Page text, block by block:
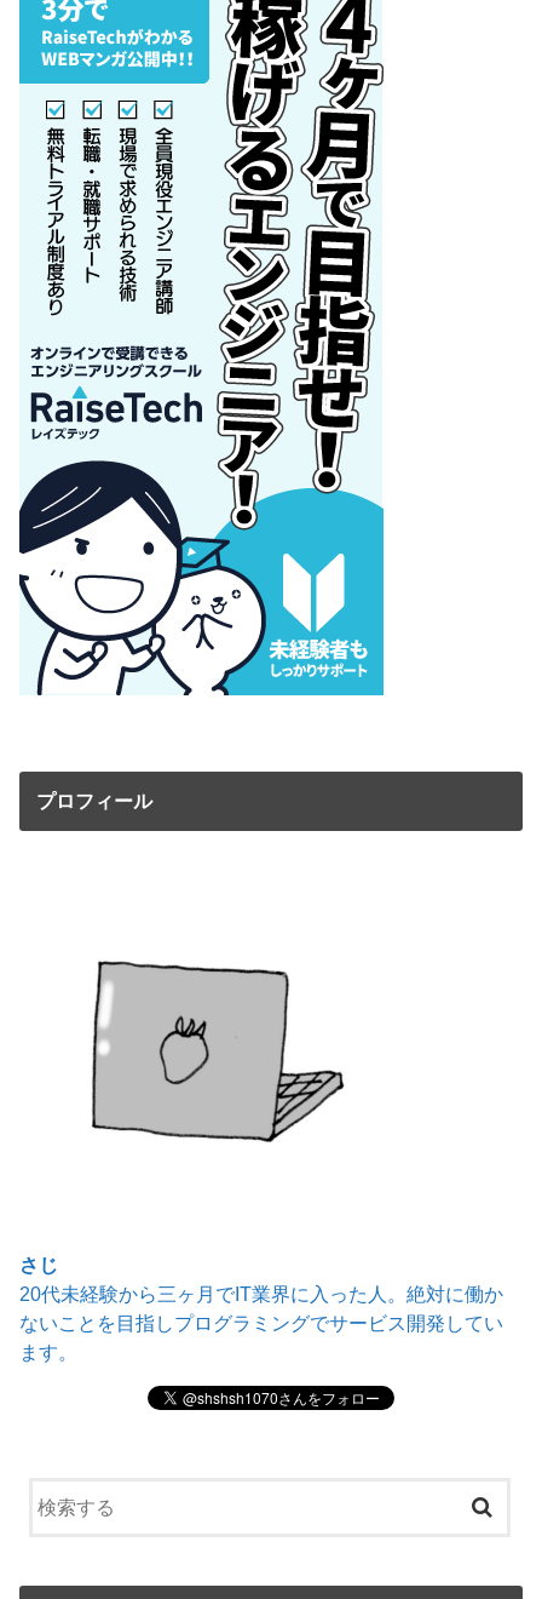
プロフィール
さじ
20代未経験から三ヶ月でIT業界に入った人。絶対に働か
ないことを目指しプログラミングでサービス開発してい
ます。